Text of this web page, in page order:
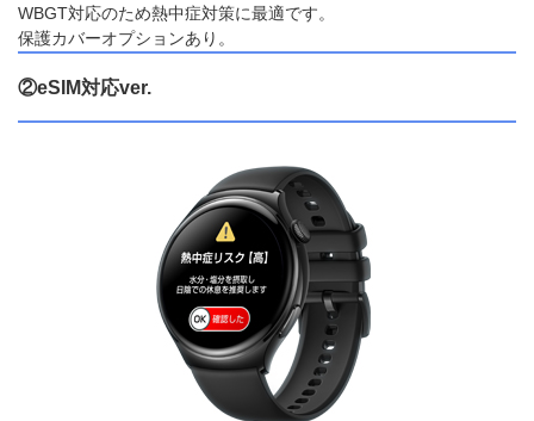
WBGT対応のため熱中症対策に最適です。
保護カバーオプションあり。
②eSIM対応ver.